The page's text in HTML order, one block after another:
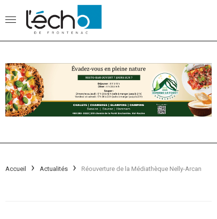
Accueil Actualités Réouverture de la Médiathèque Nelly-Arcan